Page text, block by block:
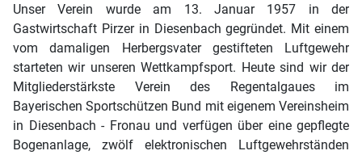
Unser Verein wurde am 13. Januar 1957 in der
Gastwirtschaft Pirzer in Diesenbach gegründet. Mit einem
vom damaligen Herbergsvater gestifteten Luftgewehr
starteten wir unseren Wettkampfsport. Heute sind wir der
Mitgliederstärkste Verein des Regentalgaues im
Bayerischen Sportschützen Bund mit eigenem Vereinsheim
in Diesenbach - Fronau und verfügen über eine gepflegte
Bogenanlage, zwölf elektronischen Luftgewehrständen